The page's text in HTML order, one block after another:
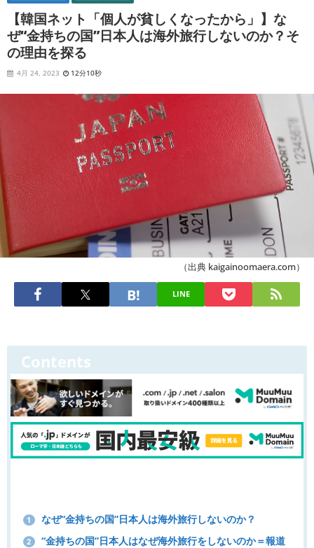
【韓国ネット「個人が貧しくなったから」】な
ぜ“金持ちの国”日本人は海外旅行しないのか？そ
の理由を探る
4月 24, 2023 12分10秒
（出典 kaigainoomaera.com）
LINE
Contents
1 なぜ“金持ちの国”日本人は海外旅行しないのか？
2
“金持ちの国”日本人はなぜ海外旅行をしないのか＝報道